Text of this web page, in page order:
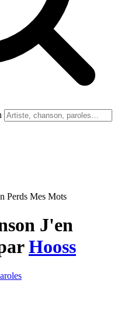
Perds Mes Mots
J'en
Hooss